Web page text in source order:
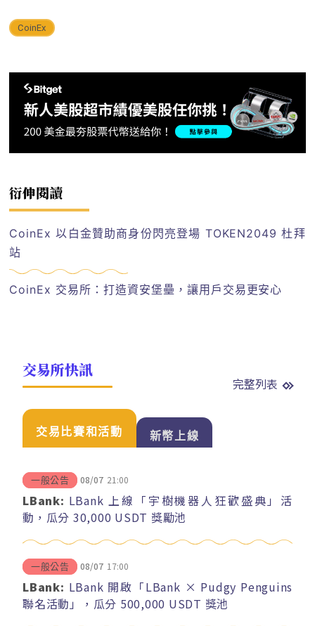
CoinEx
衍伸閱讀
CoinEx 以白金贊助商身份閃亮登場 TOKEN2049 杜拜
站
CoinEx 交易所：打造資安堡壘，讓用戶交易更安心
交易所快訊
完整列表
交易比賽和活動 新幣上線
一般公告 08/07 21:00
LBank: LBank 上線「宇樹機器人狂歡盛典」活
動，瓜分 30,000 USDT 獎勵池
一般公告 08/07 17:00
LBank: LBank 開啟「LBank × Pudgy Penguins
聯名活動」，瓜分 500,000 USDT 獎池